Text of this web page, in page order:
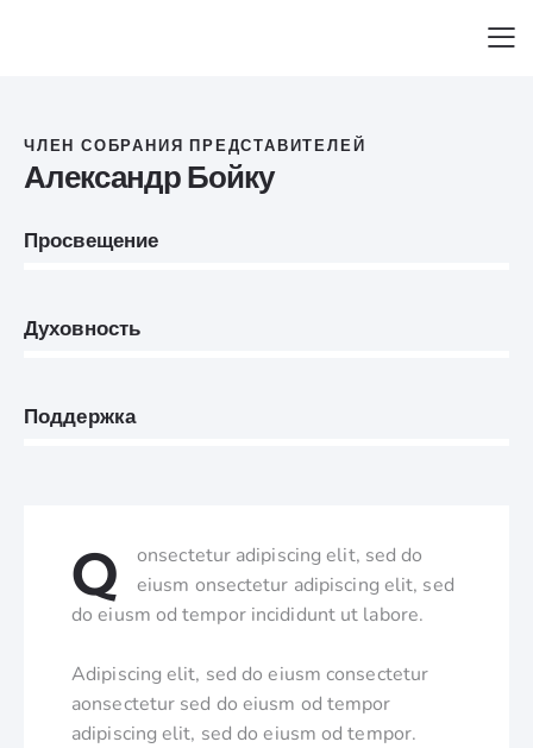
ЧЛЕН СОБРАНИЯ ПРЕДСТАВИТЕЛЕЙ
Александр Бойку
Просвещение
Духовность
Поддержка
Q
onsectetur adipiscing elit, sed do
eiusm onsectetur adipiscing elit, sed
do eiusm od tempor incididunt ut labore.
Adipiscing elit, sed do eiusm consectetur
aonsectetur sed do eiusm od tempor
adipiscing elit, sed do eiusm od tempor.